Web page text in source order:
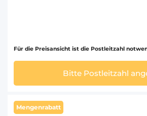
Für die Preisansicht ist die Postleitzahl
Bitte Postleitzahl
Mengenrabatt